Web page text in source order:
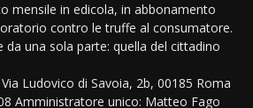
mensile in edicola, in abbonamento
contro le truffe al consumatore.
da una sola parte: quella del cittadino
Ludovico di Savoia, 2b, 00185 Roma
Amministratore unico: Matteo Fago